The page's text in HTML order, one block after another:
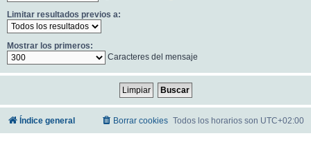
Limitar resultados previos a:
Mostrar los primeros:
Caracteres del mensaje
Índice general Todos los horarios son UTC+02:00
Borrar cookies